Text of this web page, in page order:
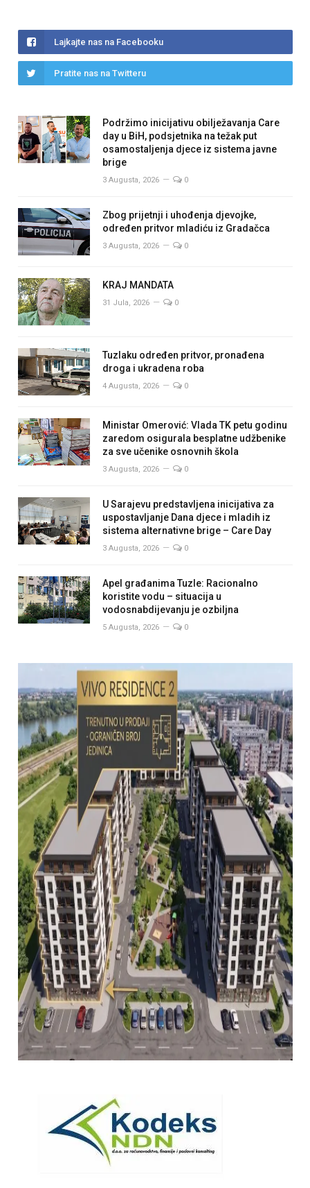
Lajkajte nas na Facebooku
Pratite nas na Twitteru
Podržimo inicijativu obilježavanja Care
day u BiH, podsjetnika na težak put
osamostaljenja djece iz sistema javne
brige
3 Augusta, 2026 0
Zbog prijetnji i uhođenja djevojke,
određen pritvor mladiću iz Gradačca
3 Augusta, 2026 0
KRAJ MANDATA
31 Jula, 2026 0
Tuzlaku određen pritvor, pronađena
droga i ukradena roba
4 Augusta, 2026 0
Ministar Omerović: Vlada TK petu godinu
zaredom osigurala besplatne udžbenike
za sve učenike osnovnih škola
3 Augusta, 2026 0
U Sarajevu predstavljena inicijativa za
uspostavljanje Dana djece i mladih iz
sistema alternativne brige – Care Day
3 Augusta, 2026 0
Apel građanima Tuzle: Racionalno
koristite vodu – situacija u
vodosnabdijevanju je ozbiljna
5 Augusta, 2026 0